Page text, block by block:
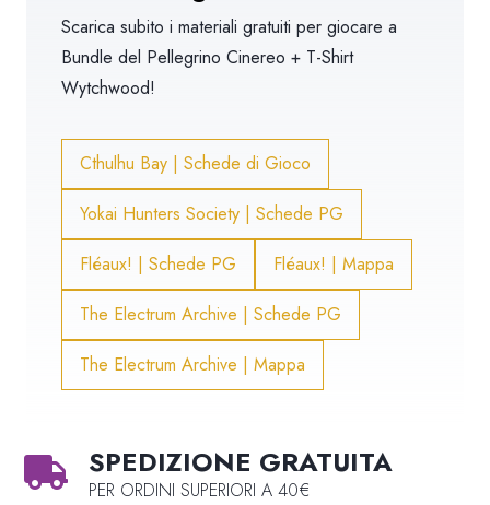
Scarica subito i materiali gratuiti per giocare a
Bundle del Pellegrino Cinereo + T-Shirt
Wytchwood!
Cthulhu Bay | Schede di Gioco
Yokai Hunters Society | Schede PG
Fléaux! | Schede PG
Fléaux! | Mappa
The Electrum Archive | Schede PG
The Electrum Archive | Mappa
SPEDIZIONE GRATUITA
PER ORDINI SUPERIORI A 40€